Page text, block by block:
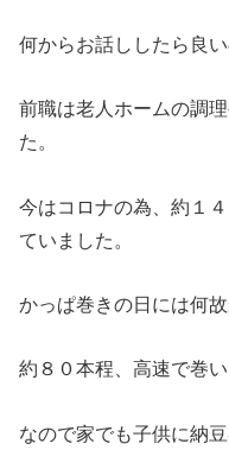
何からお話ししたら良い
前職は老人ホームの調
た。
今はコロナの為、約１
ていました。
かっぱ巻きの日には何
約８０本程、高速で巻
なので家でも子供に納